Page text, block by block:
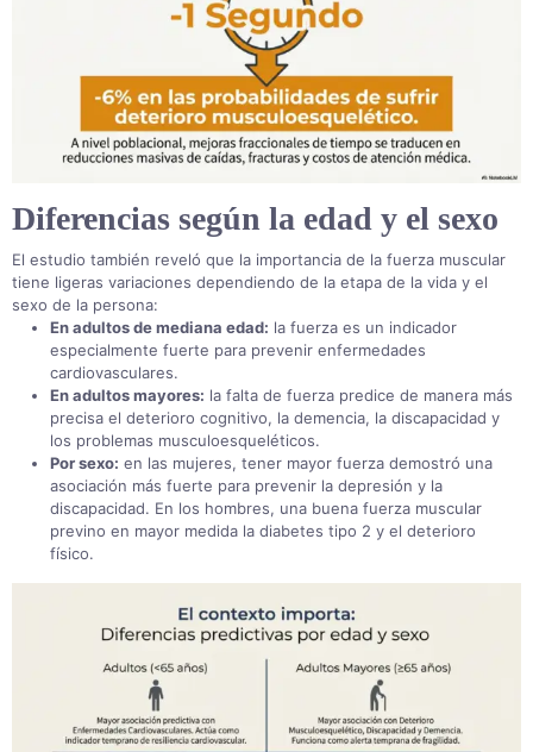
Diferencias según la edad y el sexo
El estudio también reveló que la importancia de la fuerza muscular
tiene ligeras variaciones dependiendo de la etapa de la vida y el
sexo de la persona:
En adultos de mediana edad: la fuerza es un indicador
especialmente fuerte para prevenir enfermedades
cardiovasculares.
En adultos mayores: la falta de fuerza predice de manera más
precisa el deterioro cognitivo, la demencia, la discapacidad y
los problemas musculoesqueléticos.
Por sexo: en las mujeres, tener mayor fuerza demostró una
asociación más fuerte para prevenir la depresión y la
discapacidad. En los hombres, una buena fuerza muscular
previno en mayor medida la diabetes tipo 2 y el deterioro
físico.